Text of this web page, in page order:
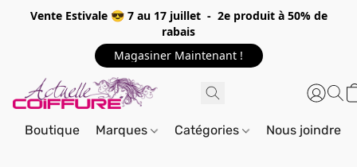
Vente Estivale 😎 7 au 17 juillet - 2e produit à 50% de
rabais
Magasiner Maintenant !
Boutique Marques Catégories Nous joindre